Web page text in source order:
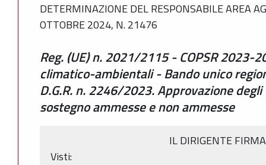
DETERMINAZIONE DEL RESPONSABILE AREA
OTTOBRE 2024, N. 21476
Reg. (UE) n. 2021/2115 - COPSR
climatico-ambientali - Bando unico
D.G.R. n. 2246/2023. Approvazione
sostegno ammesse e non ammesse
IL DIRIGENTE
Visti: